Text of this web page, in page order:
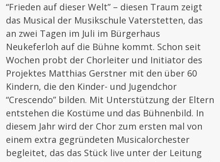
“Frieden auf dieser Welt” – diesen Traum zeigt
das Musical der Musikschule Vaterstetten, das
an zwei Tagen im Juli im Bürgerhaus
Neukeferloh auf die Bühne kommt. Schon seit
Wochen probt der Chorleiter und Initiator des
Projektes Matthias Gerstner mit den über 60
Kindern, die den Kinder- und Jugendchor
“Crescendo” bilden. Mit Unterstützung der Eltern
entstehen die Kostüme und das Bühnenbild. In
diesem Jahr wird der Chor zum ersten mal von
einem extra gegründeten Musicalorchester
begleitet, das das Stück live unter der Leitung